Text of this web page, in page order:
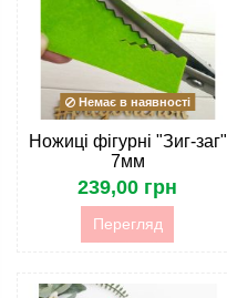
Немає в наявності
Ножиці фігурні "Зиг-заг"
7мм
239,00 грн
Перегляд